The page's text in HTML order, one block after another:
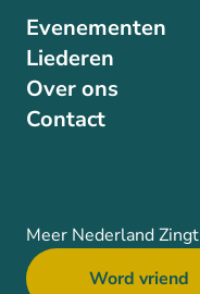
Evenementen
Liederen
Over ons
Contact
Meer Nederland Zingt
Word vriend